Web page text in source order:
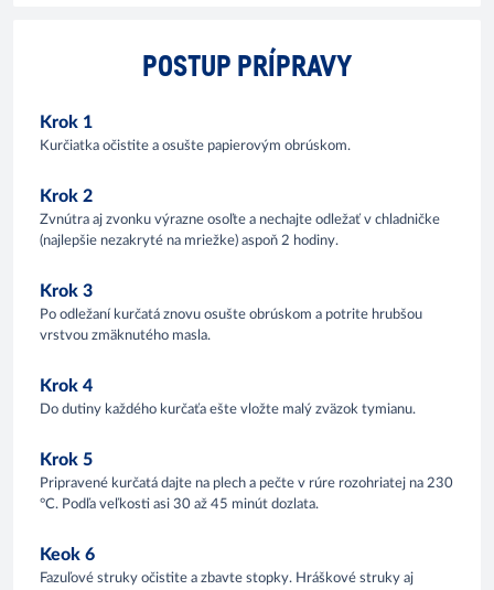
POSTUP PRÍPRAVY
Krok 1
Kurčiatka očistite a osušte papierovým obrúskom.
Krok 2
Zvnútra aj zvonku výrazne osoľte a nechajte odležať v chladničke
(najlepšie nezakryté na mriežke) aspoň 2 hodiny.
Krok 3
Po odležaní kurčatá znovu osušte obrúskom a potrite hrubšou
vrstvou zmäknutého masla.
Krok 4
Do dutiny každého kurčaťa ešte vložte malý zväzok tymianu.
Krok 5
Pripravené kurčatá dajte na plech a pečte v rúre rozohriatej na 230
°C. Podľa veľkosti asi 30 až 45 minút dozlata.
Keok 6
Fazuľové struky očistite a zbavte stopky. Hráškové struky aj